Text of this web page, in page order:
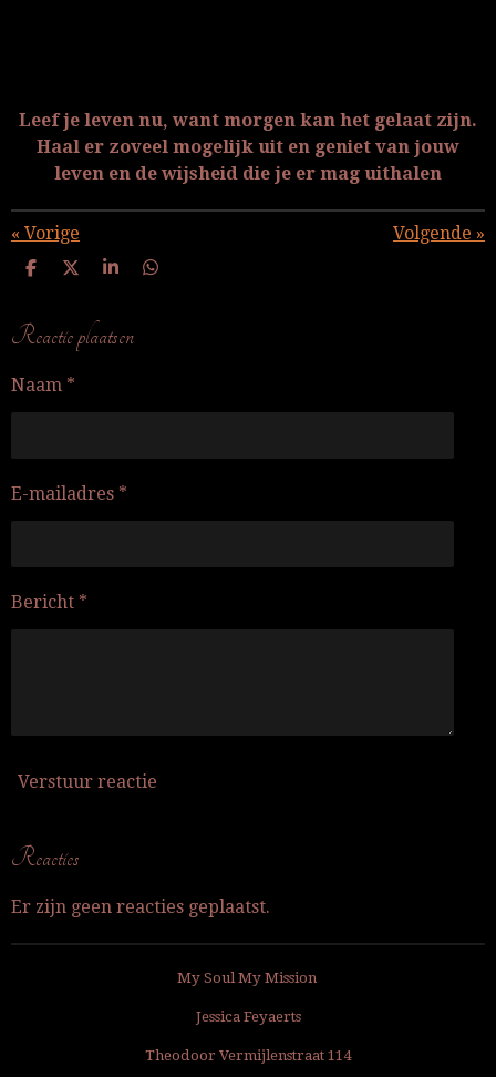
Leef je leven nu, want morgen kan het gelaat zijn.
Haal er zoveel mogelijk uit en geniet van jouw
leven en de wijsheid die je er mag uithalen
« Vorige Volgende »
D
e
n
D
S
r
e
D
Reactie plaatsen
Naam *
E-mailadres *
Bericht *
Verstuur reactie
Reacties
Er zijn geen reacties geplaatst.
My Soul My Mission
Jessica Feyaerts
Theodoor Vermijlenstraat 114